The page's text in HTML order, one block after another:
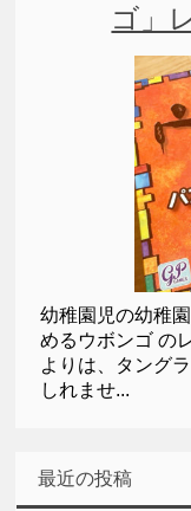
ゴ」
幼稚園児の幼稚
めるウボンゴ の
よりは、タング
しれませ...
最近の投稿